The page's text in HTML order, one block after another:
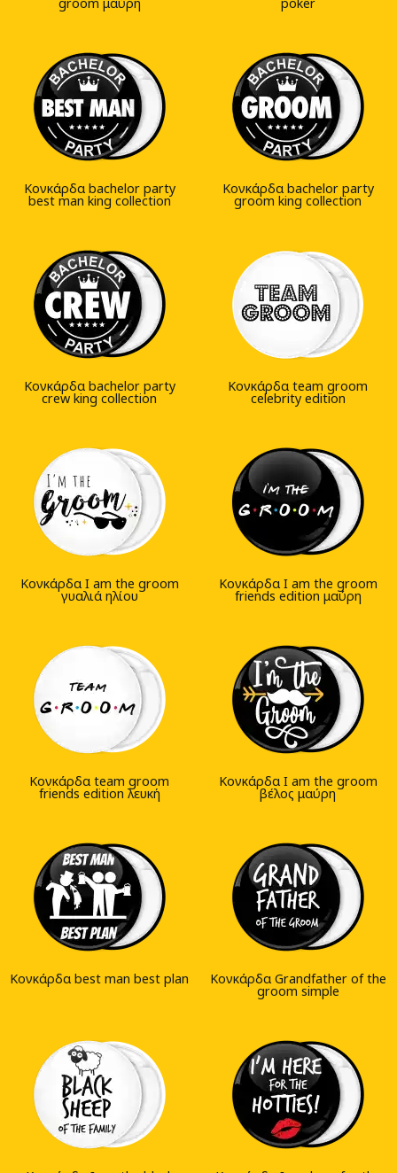
Κονκάρδα bachelor party
best man king collection
Κονκάρδα bachelor party
groom king collection
Κονκάρδα bachelor party
crew king collection
Κονκάρδα team groom
celebrity edition
Κονκάρδα I am the groom
γυαλιά ηλίου
Κονκάρδα I am the groom
friends edition μαύρη
Κονκάρδα team groom
friends edition λευκή
Κονκάρδα I am the groom
βέλος μαύρη
Κονκάρδα best man best plan Κονκάρδα Grandfather of the
groom simple